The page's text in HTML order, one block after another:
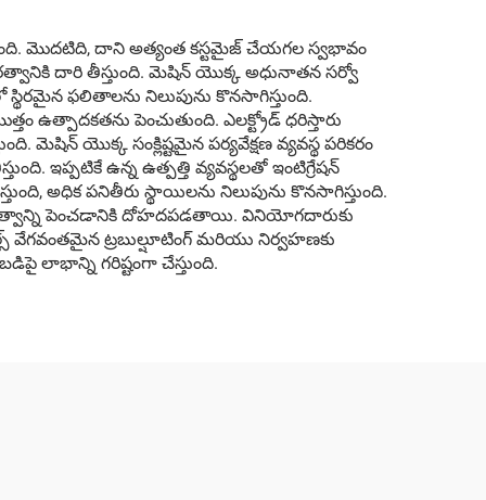
మొదటిది, దాని అత్యంత కస్టమైజ్ చేయగల స్వభావం
దారి తీస్తుంది. మెషిన్ యొక్క అధునాతన సర్వో
స్థిరమైన ఫలితాలను నిలుపును కొనసాగిస్తుంది.
ఉత్పాదకతను పెంచుతుంది. ఎలక్ట్రోడ్ ధరిస్తారు
మెషిన్ యొక్క సంక్లిష్టమైన పర్యవేక్షణ వ్యవస్థ పరికరం
ఇప్పటికే ఉన్న ఉత్పత్తి వ్యవస్థలతో ఇంటిగ్రేషన్
అధిక పనితీరు స్థాయిలను నిలుపును కొనసాగిస్తుంది.
పెంచడానికి దోహదపడతాయి. వినియోగదారుకు
వేగవంతమైన ట్రబుల్షూటింగ్ మరియు నిర్వహణకు
లాభాన్ని గరిష్టంగా చేస్తుంది.